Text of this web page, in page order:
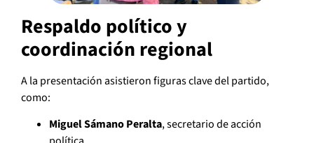
Respaldo político y
coordinación regional
A la presentación asistieron figuras clave del partido,
como:
Miguel Sámano Peralta, secretario de acción